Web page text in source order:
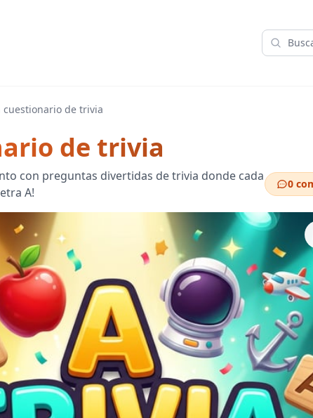
cuestionario de trivia
de trivia
con preguntas divertidas de trivia donde cada
A!
0